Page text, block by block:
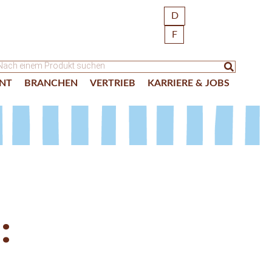
D
F
BRANCHEN VERTRIEB KARRIERE & JOBS